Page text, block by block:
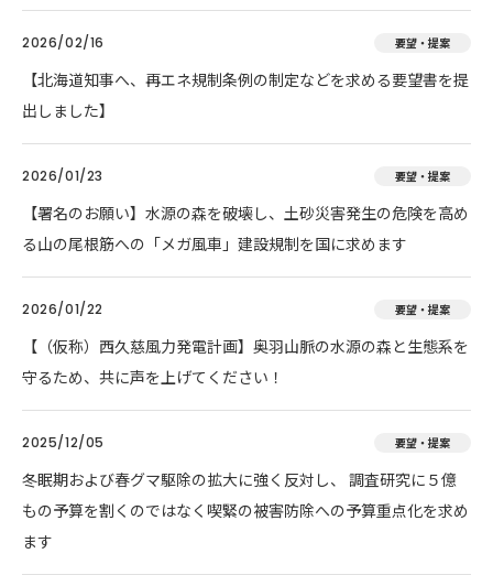
2026/02/16 要望・提案
【北海道知事へ、再エネ規制条例の制定などを求める要望書を提
出しました】
2026/01/23 要望・提案
【署名のお願い】水源の森を破壊し、土砂災害発生の危険を高め
る山の尾根筋への「メガ風車」建設規制を国に求めます
2026/01/22 要望・提案
【（仮称）西久慈風力発電計画】奥羽山脈の水源の森と生態系を
守るため、共に声を上げてください！
2025/12/05 要望・提案
冬眠期および春グマ駆除の拡大に強く反対し、 調査研究に５億
もの予算を割くのではなく喫緊の被害防除への予算重点化を求め
ます